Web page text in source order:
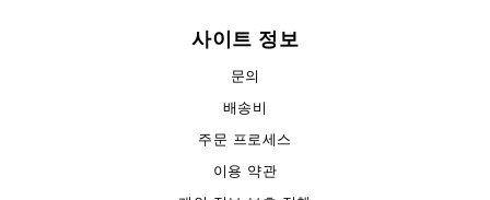
사이트 정보
문의
배송비
주문 프로세스
이용 약관